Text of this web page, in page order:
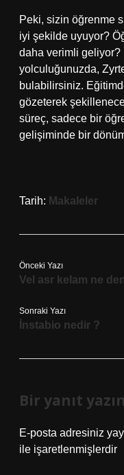
Peki, sizin öğrenme
iyi şekilde uyuyor?
daha verimli
yolculuğunuzda,
bulabilirsiniz.
gözeterek
süreç, sadece bir
gelişiminde bir
Tarih: Makaleler
Önceki Yazı
Vel asr kelam ne
Sonraki Yazı
İnstabio nedir ?
Bir yanıt yazın
E-posta adresiniz
ile işaretlenmişlerdir